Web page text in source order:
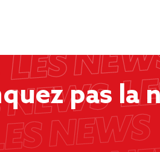
pas la